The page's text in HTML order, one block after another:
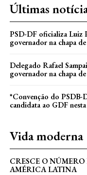
Últimas
PSD-DF oficializa Luiz
governador na chapa
Delegado Rafael
governador na chapa
*Convenção do PSDB-
candidata ao GDF
Vida moderna
CRESCE O
AMÉRICA LATINA